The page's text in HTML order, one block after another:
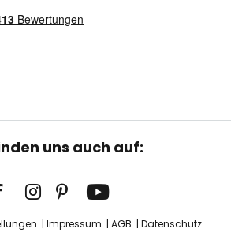
uns auch auf:
Impressum AGB Datenschutz